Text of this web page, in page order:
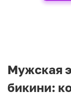
Мужская
бикини: